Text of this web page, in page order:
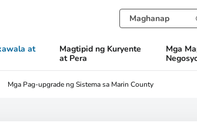
at
Magtipid ng Kuryente
at Pera
Mga
Mga Pag-upgrade ng Sistema sa Marin County